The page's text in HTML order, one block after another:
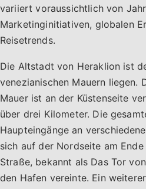
variiert voraussichtlich von
Marketinginitiativen, globalen
Reisetrends.
Die Altstadt von Heraklion ist
venezianischen Mauern liegen.
Mauer ist an der Küstenseite
über drei Kilometer. Die
Haupteingänge an
sich auf der Nordseite am
Straße, bekannt als Das Tor
den Hafen vereinte. Ein